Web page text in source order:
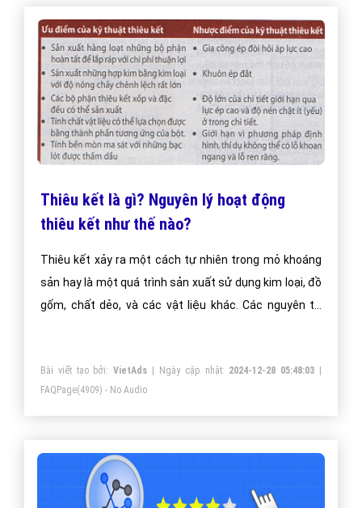
Thiêu kết là gì? Nguyên lý hoạt động
thiêu kết như thế nào?
Thiêu kết xảy ra một cách tự nhiên trong mỏ khoáng
sản hay là một quá trình sản xuất sử dụng kim loại, đồ
gốm, chất dẻo, và các vật liệu khác. Các nguyên tử
Bài viết tạo bởi:VietAds | Ngày cập nhật: 2024-12-28 05:48:03
FAQPage(4909) - No Audio